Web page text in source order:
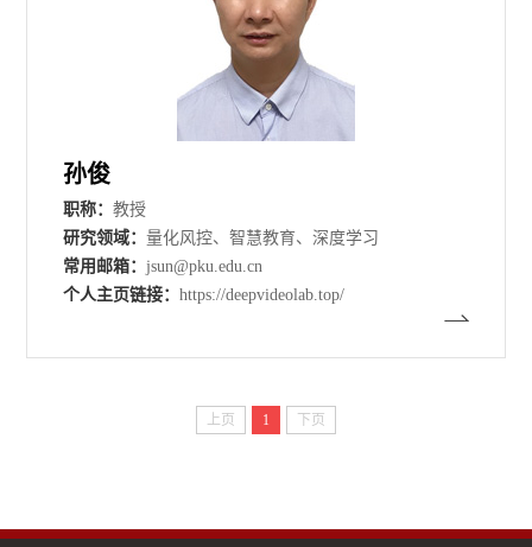
孙俊
职称：教授
研究领域：量化风控、智慧教育、深度学习
常用邮箱：jsun@pku.edu.cn
个人主页链接：https://deepvideolab.top/
上页 1 下页